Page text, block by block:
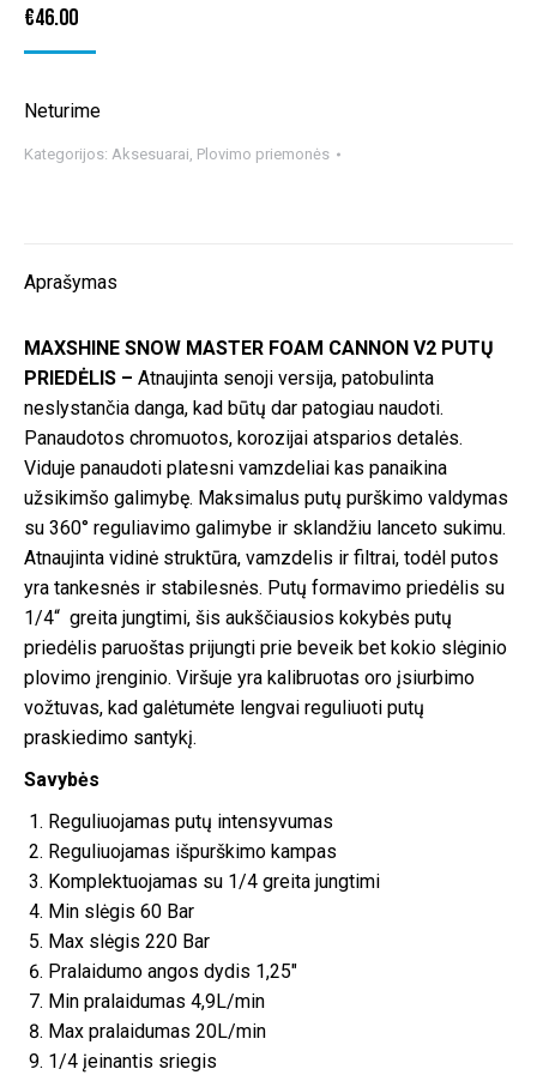
€46.00
Neturime
Kategorijos: Aksesuarai, Plovimo priemonės
Aprašymas
MAXSHINE SNOW MASTER FOAM CANNON V2 PUTŲ
PRIEDĖLIS – Atnaujinta senoji versija, patobulinta
neslystančia danga, kad būtų dar patogiau naudoti.
Panaudotos chromuotos, korozijai atsparios detalės.
Viduje panaudoti platesni vamzdeliai kas panaikina
užsikimšo galimybę. Maksimalus putų purškimo valdymas
su 360° reguliavimo galimybe ir sklandžiu lanceto sukimu.
Atnaujinta vidinė struktūra, vamzdelis ir filtrai, todėl putos
yra tankesnės ir stabilesnės. Putų formavimo priedėlis su
1/4“ greita jungtimi, šis aukščiausios kokybės putų
priedėlis paruoštas prijungti prie beveik bet kokio slėginio
plovimo įrenginio. Viršuje yra kalibruotas oro įsiurbimo
vožtuvas, kad galėtumėte lengvai reguliuoti putų
praskiedimo santykį.
Savybės
Reguliuojamas putų intensyvumas
Reguliuojamas išpurškimo kampas
Komplektuojamas su 1/4 greita jungtimi
Min slėgis 60 Bar
Max slėgis 220 Bar
Pralaidumo angos dydis 1,25″
Min pralaidumas 4,9L/min
Max pralaidumas 20L/min
1/4 įeinantis sriegis